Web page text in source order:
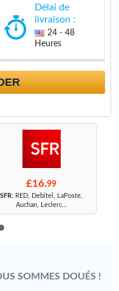
Délai de
livraison :
24 - 48
Heures
£16.99
SFR: RED, Debitel, LaPoste,
Auchan, Leclerc...
SOMMES DOUÉS !